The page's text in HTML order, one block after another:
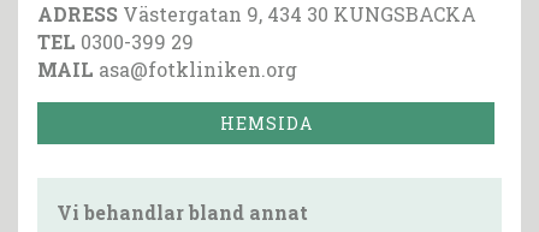
ADRESS Västergatan 9, 434 30 KUNGSBACKA
TEL 0300-399 29
MAIL asa@fotkliniken.org
HEMSIDA
Vi behandlar bland annat